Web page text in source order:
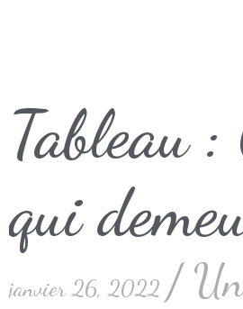
Tableau
qui
janvier 26, 2022